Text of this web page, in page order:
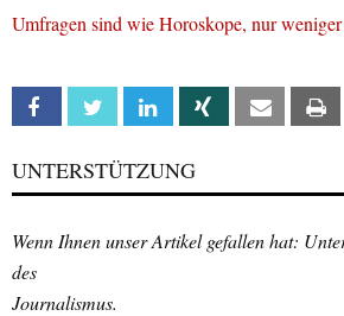
Umfragen sind wie Horoskope, nur
Facebook Twitter Linkedin Xing Email
UNTERSTÜTZUNG
Wenn Ihnen unser Artikel gefallen hat:
des
Journalismus.